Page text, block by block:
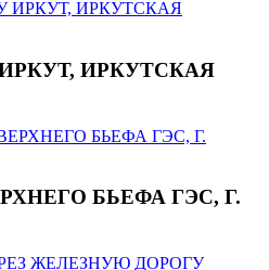
ИРКУТСКАЯ
БЬЕФА ГЭС, Г.